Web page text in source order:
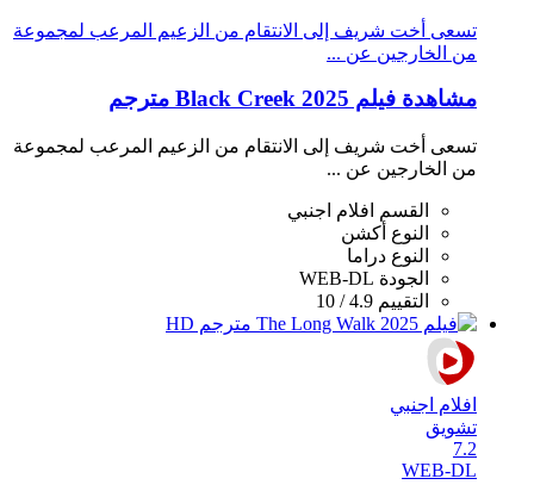
تسعى أخت شريف إلى الانتقام من الزعيم المرعب لمجموعة
من الخارجين عن ...
مشاهدة فيلم Black Creek 2025 مترجم
تسعى أخت شريف إلى الانتقام من الزعيم المرعب لمجموعة
من الخارجين عن ...
القسم
افلام اجنبي
النوع أكشن
النوع دراما
الجودة WEB-DL
التقييم 4.9 / 10
افلام اجنبي
تشويق
7.2
WEB-DL